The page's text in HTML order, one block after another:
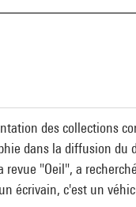
des collections
dans la diffusion
revue "Oeil", a
écrivain, c'est un